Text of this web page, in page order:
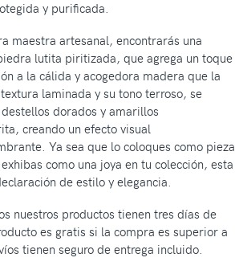
y purificada.
maestra artesanal, encontrarás una
lutita piritizada, que agrega un toque
a la cálida y acogedora madera que la
laminada y su tono terroso, se
dorados y amarillos
creando un efecto visual
Ya sea que lo coloques como pieza
como una joya en tu colección, esta
de estilo y elegancia.
nuestros productos tienen tres días de
es gratis si la compra es superior a
tienen seguro de entrega incluido.